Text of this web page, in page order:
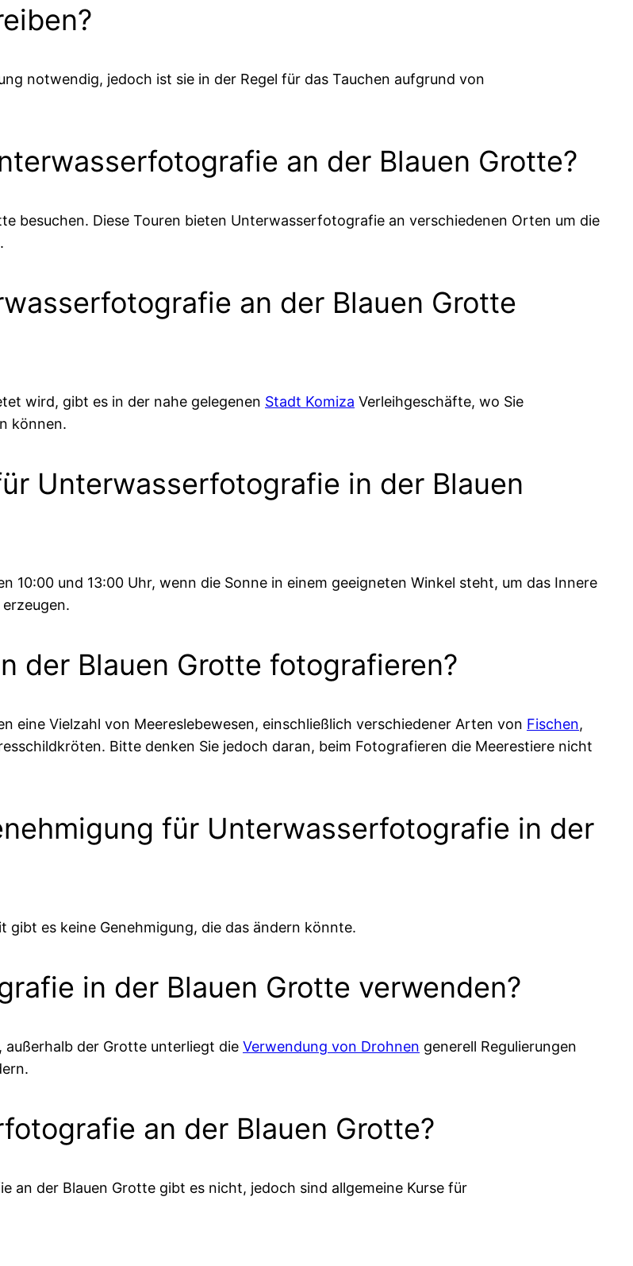
notwendig, jedoch ist sie in der Regel für das Tauchen aufgrund von
an der Blauen Grotte?
besuchen. Diese Touren bieten Unterwasserfotografie an verschiedenen Orten um die
an der Blauen Grotte
wird, gibt es in der nahe gelegenen Stadt Komiza Verleihgeschäfte, wo Sie
können.
Unterwasserfotografie in der Blauen
10:00 und 13:00 Uhr, wenn die Sonne in einem geeigneten Winkel steht, um das Innere
der Blauen Grotte fotografieren?
eine Vielzahl von Meereslebewesen, einschließlich verschiedener Arten von Fischen,
Bitte denken Sie jedoch daran, beim Fotografieren die Meerestiere nicht
für Unterwasserfotografie in der
es keine Genehmigung, die das ändern könnte.
in der Blauen Grotte verwenden?
der Grotte unterliegt die Verwendung von Drohnen generell Regulierungen
an der Blauen Grotte?
an der Blauen Grotte gibt es nicht, jedoch sind allgemeine Kurse für